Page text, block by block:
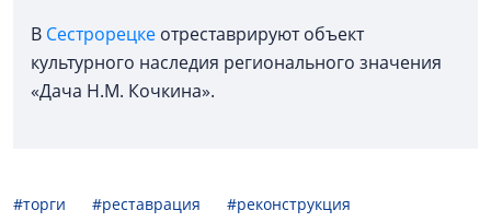
В Сестрорецке отреставрируют объект
культурного наследия регионального значения
«Дача Н.М. Кочкина».
#торги #реставрация
#реконструкция